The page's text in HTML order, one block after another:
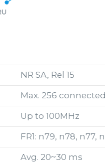
NR SA, Rel 15
Max. 256
Up to 100MHz
FR1: n79, n78, n77,
Avg. 20~30 ms